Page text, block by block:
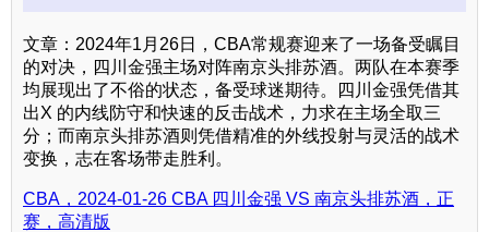
文章：2024年1月26日，CBA常规赛迎来了一场备受瞩目
的对决，四川金强主场对阵南京头排苏酒。两队在本赛季
均展现出了不俗的状态，备受球迷期待。四川金强凭借其
出X 的内线防守和快速的反击战术，力求在主场全取三
分；而南京头排苏酒则凭借精准的外线投射与灵活的战术
变换，志在客场带走胜利。
CBA，2024-01-26 CBA 四川金强 VS 南京头排苏酒，正
赛，高清版